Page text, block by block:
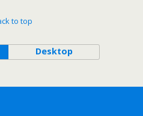
to top
Desktop